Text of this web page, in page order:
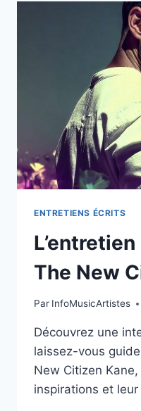
ENTRETIENS ÉCRITS
The New
Par InfoMusicArtistes
Découvrez une
laissez-vous
New Citizen
inspirations et